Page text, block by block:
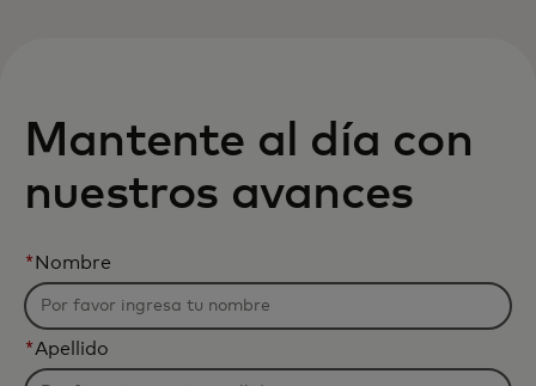
Para empresas
Para el mundo
Para innovadores
Noticias y tendencias
Mantente al día con
nuestros avances
* Nombre
*Apellido